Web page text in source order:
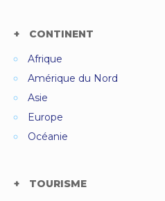
CONTINENT
Afrique
Amérique du Nord
Asie
Europe
Océanie
TOURISME